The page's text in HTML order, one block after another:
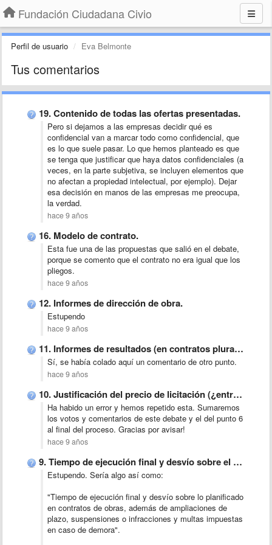
Fundación Ciudadana Civio
Perfil de usuario Eva Belmonte
Tus comentarios
19. Contenido de todas las ofertas presentadas.
Pero si dejamos a las empresas decidir qué es
confidencial van a marcar todo como confidencial, que
es lo que suele pasar. Lo que hemos planteado es que
se tenga que justificar que haya datos confidenciales (a
veces, en la parte subjetiva, se incluyen elementos que
no afectan a propiedad intelectual, por ejemplo). Dejar
esa decisión en manos de las empresas me preocupa,
la verdad.
hace 9 años
16. Modelo de contrato.
Esta fue una de las propuestas que salió en el debate,
porque se comento que el contrato no era igual que los
pliegos.
hace 9 años
12. Informes de dirección de obra.
Estupendo
hace 9 años
11. Informes de resultados (en contratos pluranuales, de forma anual).
Sí, se había colado aquí un comentario de otro punto.
hace 9 años
10. Justificación del precio de licitación (¿entraría en la memoria …
Ha habido un error y hemos repetido esta. Sumaremos
los votos y comentarios de este debate y el del punto 6
al final del proceso. Gracias por avisar!
hace 9 años
9. Tiempo de ejecución final y desvío sobre el planificado.
Estupendo. Sería algo así como:
"Tiempo de ejecución final y desvío sobre lo planificado
en contratos de obras, además de ampliaciones de
plazo, suspensiones o infracciones y multas impuestas
en caso de demora".